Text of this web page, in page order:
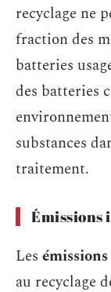
recyclage ne
fraction des
batteries
des batteries
substances
traitement.
Émissions
Les
au recyclage